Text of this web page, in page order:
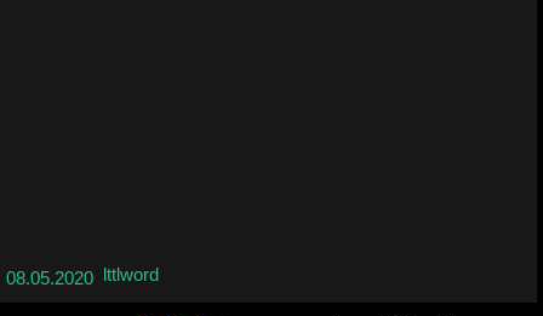
08.05.2020 lttlword